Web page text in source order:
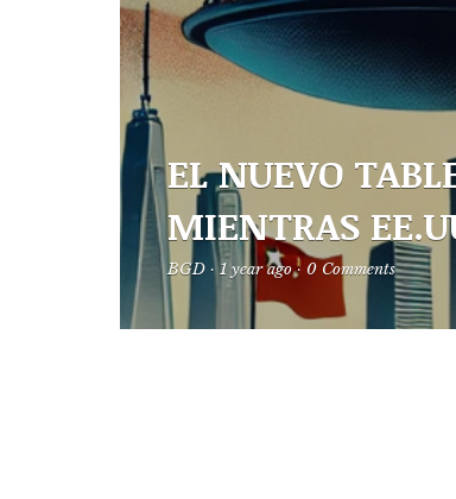
EL NUEVO
MIENTRAS
BGD · 1 year ago · 0 Comments